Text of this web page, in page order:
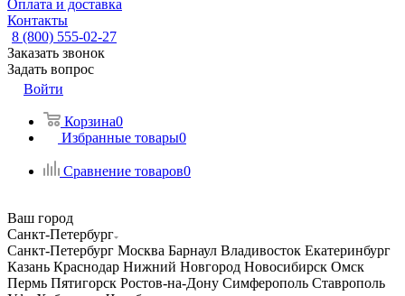
Оплата и доставка
Контакты
8 (800) 555-02-27
Заказать звонок
Задать вопрос
Войти
Корзина0
Избранные товары0
Сравнение товаров0
Ваш город
Санкт-Петербург
Санкт-Петербург Москва Барнаул Владивосток Екатеринбург
Казань Краснодар Нижний Новгород Новосибирск Омск
Пермь Пятигорск Ростов-на-Дону Симферополь Ставрополь